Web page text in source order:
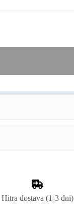
Hitra dostava (1-3 dni)